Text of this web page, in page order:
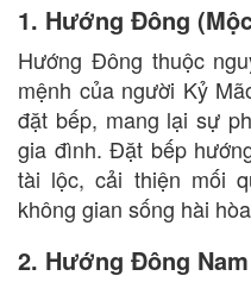
1. Hướng Đông
Hướng Đông thuộc
mệnh của người Kỷ
đặt bếp, mang lại sự
gia đình. Đặt bếp
tài lộc, cải thiện mối
không gian sống hài
2. Hướng Đông